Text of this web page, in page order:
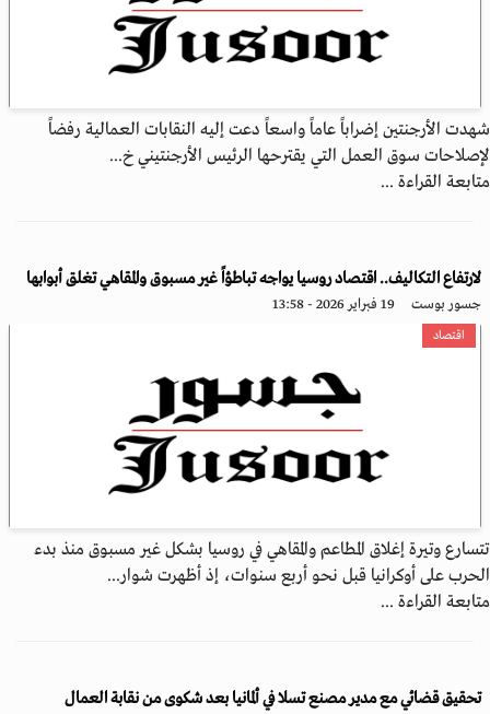
شهدت الأرجنتين إضراباً عاماً واسعاً دعت إليه النقابات العمالية رفضاً
لإصلاحات سوق العمل التي يقترحها الرئيس الأرجنتيني خ...
متابعة القراءة ...
لارتفاع التكاليف.. اقتصاد روسيا يواجه تباطؤاً غير مسبوق والمقاهي تغلق أبوابها
جسور بوست 19 فبراير 2026 - 13:58
اقتصاد
تتسارع وتيرة إغلاق المطاعم والمقاهي في روسيا بشكل غير مسبوق منذ بدء
الحرب على أوكرانيا قبل نحو أربع سنوات، إذ أظهرت شوار...
متابعة القراءة ...
تحقيق قضائي مع مدير مصنع تسلا في ألمانيا بعد شكوى من نقابة العمال